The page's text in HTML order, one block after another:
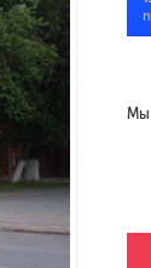
Мы